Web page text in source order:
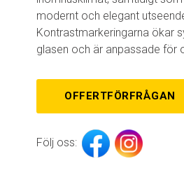
modernt och elegant
Kontrastmarkeringarna ökar
glasen och är anpassade för
OFFERTFÖRFRÅGAN
Följ oss: